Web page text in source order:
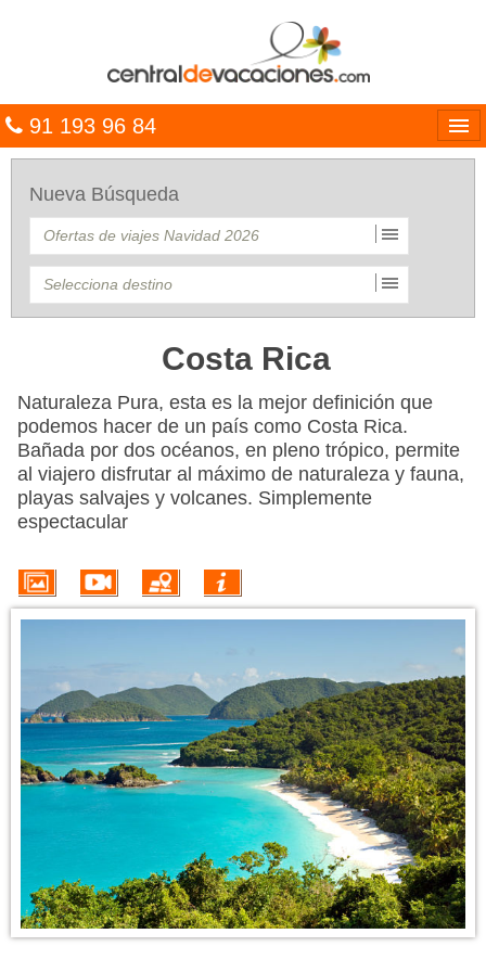
91 193 96 84
MULTIDESTINO
VACACIONES
CARIBE
OFERTAS
VUELO + HOTEL
PLAYAS
CRUCEROS
CIRCUITOS
TRIP PLANNER
Nueva Búsqueda
Costa Rica
Naturaleza Pura, esta es la mejor definición que
podemos hacer de un país como Costa Rica.
Bañada por dos océanos, en pleno trópico, permite
al viajero disfrutar al máximo de naturaleza y fauna,
playas salvajes y volcanes. Simplemente
espectacular